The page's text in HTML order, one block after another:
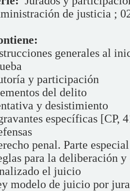
de justicia ;
generales al
y participación
del delito
y desistimiento
específicas [CP,
penal. Parte
para la deliberación
el juicio
modelo de juicio por